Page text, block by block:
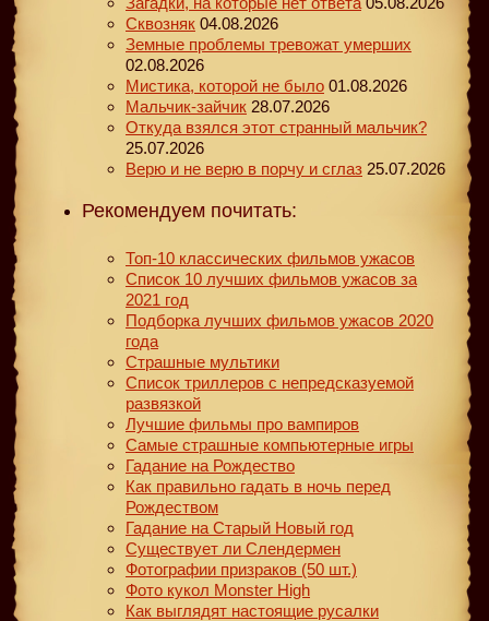
Сквозняк 04.08.2026
Земные проблемы тревожат умерших
02.08.2026
Мистика, которой не было 01.08.2026
Мальчик-зайчик 28.07.2026
Откуда взялся этот странный мальчик?
25.07.2026
Верю и не верю в порчу и сглаз 25.07.2026
Рекомендуем почитать:
Топ-10 классических фильмов ужасов
Список 10 лучших фильмов ужасов за
2021 год
Подборка лучших фильмов ужасов 2020
года
Страшные мультики
Список триллеров с непредсказуемой
развязкой
Лучшие фильмы про вампиров
Самые страшные компьютерные игры
Гадание на Рождество
Как правильно гадать в ночь перед
Рождеством
Гадание на Старый Новый год
Существует ли Слендермен
Фотографии призраков (50 шт.)
Фото кукол Monster High
Как выглядят настоящие русалки